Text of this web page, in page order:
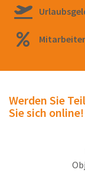
Werden Sie
Sie sich online!